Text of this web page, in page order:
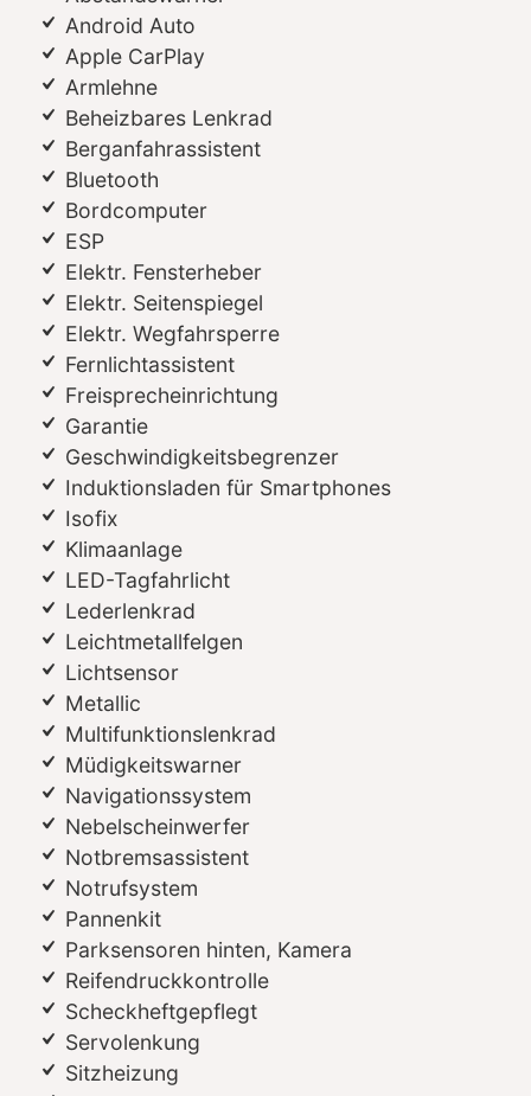
Android Auto
Apple CarPlay
Armlehne
Beheizbares Lenkrad
Berganfahrassistent
Bluetooth
Bordcomputer
ESP
Elektr. Fensterheber
Elektr. Seitenspiegel
Elektr. Wegfahrsperre
Fernlichtassistent
Freisprecheinrichtung
Garantie
Geschwindigkeitsbegrenzer
Induktionsladen für Smartphones
Isofix
Klimaanlage
LED-Tagfahrlicht
Lederlenkrad
Leichtmetallfelgen
Lichtsensor
Metallic
Multifunktionslenkrad
Müdigkeitswarner
Navigationssystem
Nebelscheinwerfer
Notbremsassistent
Notrufsystem
Pannenkit
Parksensoren hinten, Kamera
Reifendruckkontrolle
Scheckheftgepflegt
Servolenkung
Sitzheizung